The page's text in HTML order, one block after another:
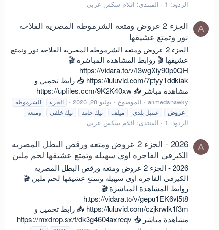
الردود: 1 المنتدى: افلام سكس عربي
A
الجزء 2 عروض ومتعه الشرموطه المصريه الفلاحه
نور وتمتع عشيقها
الجزء 2 عروض ومتعه الشرموطه المصريه الفلاحه نور وتمتع
عشيقها 🎬 روابط المشاهدة المباشرة 🎬
https://vidara.to/v/I3wgXiy90p0QH
https://luluvid.com/7ptyy1ddkiak 📥 رابط تحميل و
مشاهدة مباشر 📥 https://upfiles.com/9K2K40xw
ahmedshawky الموضوع يوليو 28, 2026 الجزء الشرموطه
عروض عنتيل بلدي ميلف نيك جامد نيك خلفي ومتعه
الردود: 1 المنتدى: افلام سكس عربي
A
2026 - الجزء 2 عروض ومتعه ورقص البطل المصريه
الكيرفى الفاجره اوى سهيله وتمتع عشيقها لحم ملبن
2026 - الجزء 2 عروض ومتعه ورقص البطل المصريه
الكيرفى الفاجره اوى سهيله وتمتع عشيقها لحم ملبن 🎬
روابط المشاهدة المباشرة 🎬
https://vidara.to/v/gepu1EK6vl5t8
https://luluvid.com/czjkrwlk1f3m 📥 رابط تحميل و
مشاهدة مباشر 📥 https://mxdrop.sx/f/dk3g4604axreqv